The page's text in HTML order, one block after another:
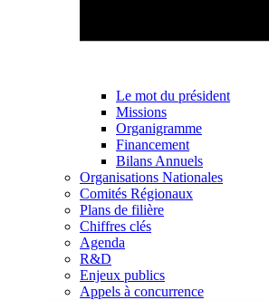
Le mot du président
Missions
Organigramme
Financement
Bilans Annuels
Organisations Nationales
Comités Régionaux
Plans de filière
Chiffres clés
Agenda
R&D
Enjeux publics
Appels à concurrence